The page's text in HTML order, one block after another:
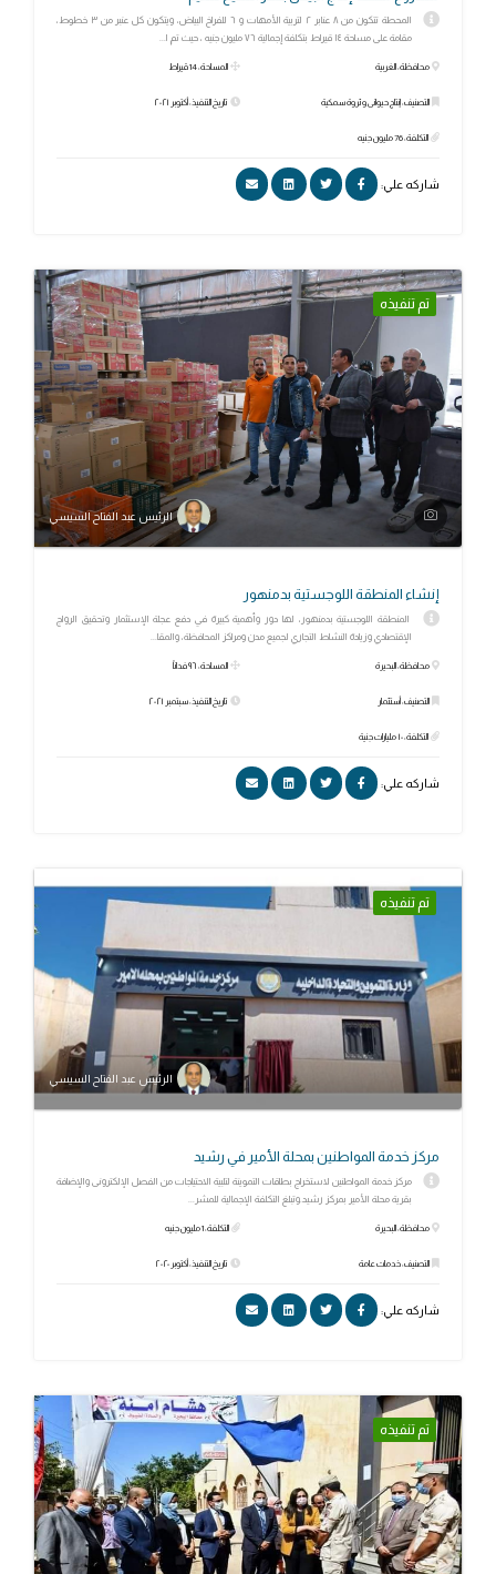
المحطة تتكون من ٨ عنابر ٢ لتربية الأمهات و ٦ للفراخ البياض، ويتكون كل عنبر من ٣ خطوط،
مقامة على مساحة ١٤ قيراط بتكلفة إجمالية ٧٦ مليون جنيه ، حيث تم ا...
محافظة: الغربية
التصنيف: إنتاج حيوانى وثروة سمكية
التكلفة: 76 مليون جنيه
المساحة: 14 قيراط
تاريخ التنفيذ: أكتوبر ٢٠٢١
شاركه علي:
تم تنفيذه
الرئيس عبد الفتاح السيسي
إنشاء المنطقة اللوجستية بدمنهور
المنطقة اللوجستية بدمنهور، لها دور وأهمية كبيرة في دفع عجلة الإستثمار وتحقيق الرواج
الإقتصادي وزيادة النشاط التجاري لجميع مدن ومراكز المحافظة، والمقا...
محافظة: البحيرة
التصنيف: أستثمار
التكلفة: ١٠ مليارات جنية
المساحة: ٩٦ فداناً
تاريخ التنفيذ: سبتمبر ٢٠٢١
شاركه علي:
تم تنفيذه
الرئيس عبد الفتاح السيسي
مركز خدمة المواطنين بمحلة الأمير في رشيد
مركز خدمة المواطنين لاستخراج بطاقات التموينة لتلبية الاحتياجات من الفصل الإلكترونى والإضافة
بقرية محلة الأمير بمركز رشيد.وتبلغ التكلفة الإجمالية للمشر...
محافظة: البحيرة
التصنيف: خدمات عامة
التكلفة: 1 مليون جنيه
تاريخ التنفيذ: أكتوبر ٢٠٢٠
شاركه علي:
تم تنفيذه